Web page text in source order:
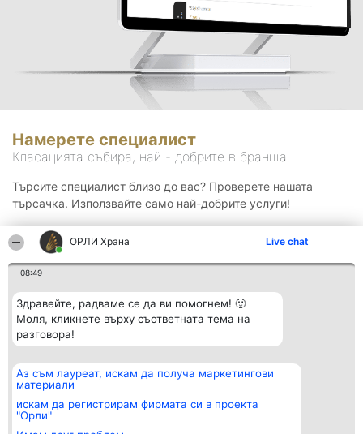
ОРЛИ Храна Live chat
08:49
Здравейте, радваме се да ви помогнем! 🙂
Моля, кликнете върху съответната тема на
разговора!
Аз съм лауреат, искам да получа маркетингови
материали
искам да регистрирам фирмата си в проекта
"Орли"
Намерете специалист
Класацията събира, най - добрите в бранша.
Търсите специалист близо до вас? Проверете нашата
търсачка. Използвайте само най-добрите услуги!
Организатор на
класиране
BulevardulAleea Timișul De
Sus Nr. 2, Bl. A30, Sc. A, Et.
Класация
всички
Контакти